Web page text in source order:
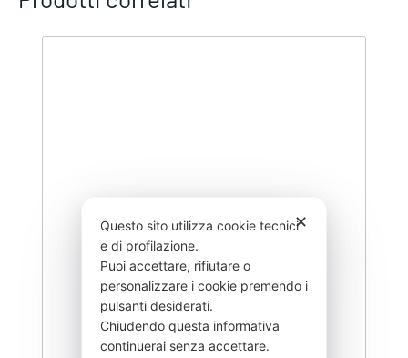
✕
Questo sito utilizza cookie tecnici
e di profilazione.
Puoi accettare, rifiutare o
personalizzare i cookie premendo i
pulsanti desiderati.
Chiudendo questa informativa
continuerai senza accettare.